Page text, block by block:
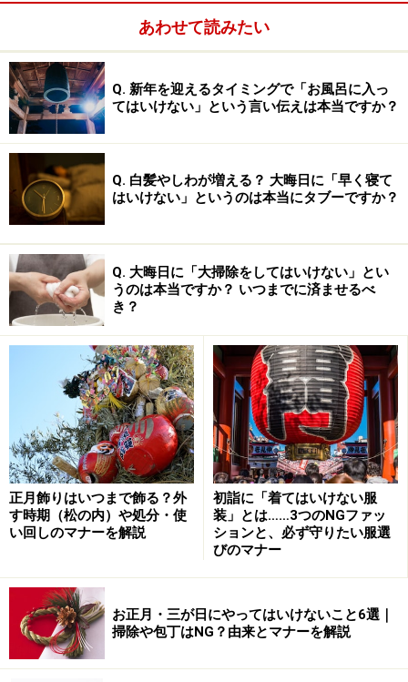
あわせて読みたい
Q. 新年を迎えるタイミングで「お風呂に入っ
てはいけない」という言い伝えは本当ですか？
Q. 白髪やしわが増える？ 大晦日に「早く寝て
はいけない」というのは本当にタブーですか？
Q. 大晦日に「大掃除をしてはいけない」とい
うのは本当ですか？ いつまでに済ませるべ
き？
正月飾りはいつまで飾る？外
す時期（松の内）や処分・使
い回しのマナーを解説
初詣に「着てはいけない服
装」とは……3つのNGファッ
ションと、必ず守りたい服選
びのマナー
お正月・三が日にやってはいけないこと6選｜
掃除や包丁はNG？由来とマナーを解説